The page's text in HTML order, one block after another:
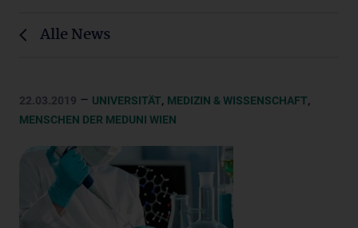
Alle News
22.03.2019 – UNIVERSITÄT, MEDIZIN & WISSENSCHAFT,
MENSCHEN DER MEDUNI WIEN